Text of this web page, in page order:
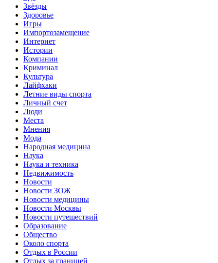
Звёзды
Здоровье
Игры
Импортозамещение
Интернет
Истории
Компании
Криминал
Культура
Лайфхаки
Летние виды спорта
Личный счет
Люди
Места
Мнения
Мода
Народная медицина
Наука
Наука и техника
Недвижимость
Новости
Новости ЗОЖ
Новости медицины
Новости Москвы
Новости путешествий
Образование
Общество
Около спорта
Отдых в России
Отдых за границей